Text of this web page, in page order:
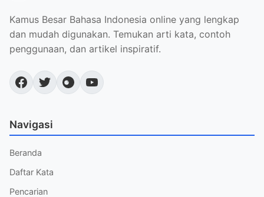
Kamus Besar Bahasa Indonesia online yang lengkap
dan mudah digunakan. Temukan arti kata, contoh
penggunaan, dan artikel inspiratif.
Navigasi
Beranda
Daftar Kata
Pencarian